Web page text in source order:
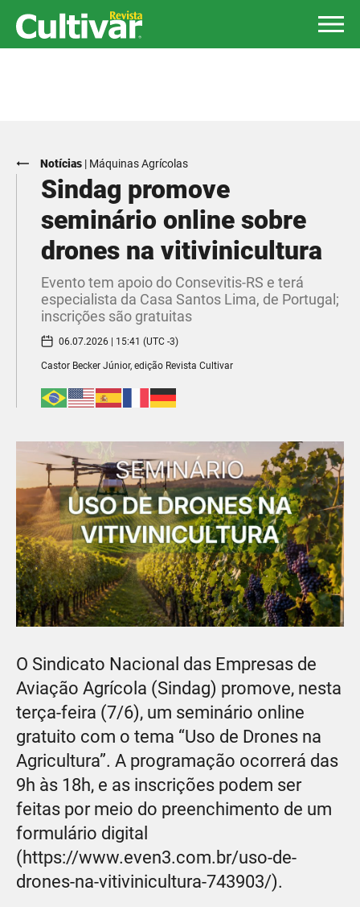
Notícias | Máquinas Agrícolas
Sindag promove
seminário online sobre
drones na vitivinicultura
Evento tem apoio do Consevitis-RS e terá
especialista da Casa Santos Lima, de Portugal;
inscrições são gratuitas
06.07.2026 | 15:41 (UTC -3)
Castor Becker Júnior, edição Revista Cultivar
O Sindicato Nacional das Empresas de
Aviação Agrícola (Sindag) promove, nesta
terça-feira (7/6), um seminário online
gratuito com o tema “Uso de Drones na
Agricultura”. A programação ocorrerá das
9h às 18h, e as inscrições podem ser
feitas por meio do preenchimento de um
formulário digital
(https://www.even3.com.br/uso-de-
drones-na-vitivinicultura-743903/).